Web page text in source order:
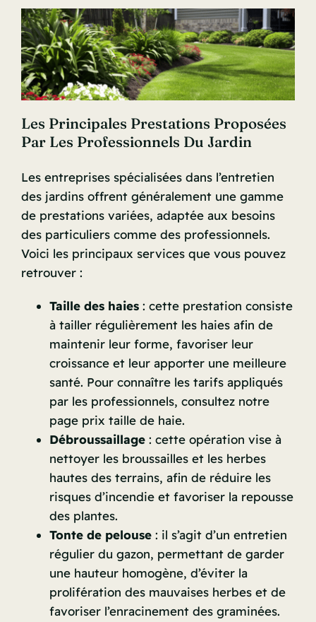
Les Principales Prestations Proposées
Par Les Professionnels Du Jardin
Les entreprises spécialisées dans l’entretien
des jardins offrent généralement une gamme
de prestations variées, adaptée aux besoins
des particuliers comme des professionnels.
Voici les principaux services que vous pouvez
retrouver :
Taille des haies: cette prestation consiste
à tailler régulièrement les haies afin de
maintenir leur forme, favoriser leur
croissance et leur apporter une meilleure
santé. Pour connaître les tarifs appliqués
par les professionnels, consultez notre
page prix taille de haie.
Débroussaillage: cette opération vise à
nettoyer les broussailles et les herbes
hautes des terrains, afin de réduire les
risques d’incendie et favoriser la repousse
des plantes.
Tonte de pelouse: il s’agit d’un entretien
régulier du gazon, permettant de garder
une hauteur homogène, d’éviter la
prolifération des mauvaises herbes et de
favoriser l’enracinement des graminées.